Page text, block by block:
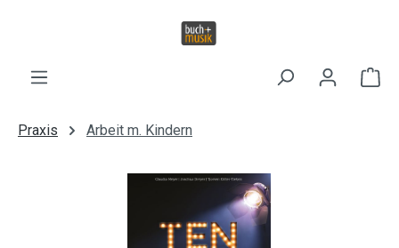
Praxis Arbeit m. Kindern
Bildergalerie überspringen